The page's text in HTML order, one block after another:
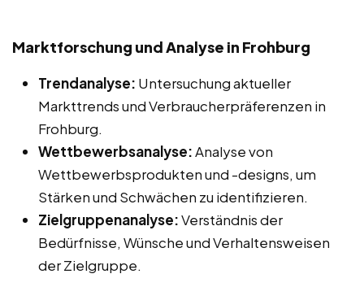
Marktforschung und Analyse in Frohburg
Trendanalyse: Untersuchung aktueller
Markttrends und Verbraucherpräferenzen in
Frohburg.
Wettbewerbsanalyse:Analyse von
Wettbewerbsprodukten und -designs, um
Stärken und Schwächen zu identifizieren.
Zielgruppenanalyse:Verständnis der
Bedürfnisse, Wünsche und Verhaltensweisen
der Zielgruppe.